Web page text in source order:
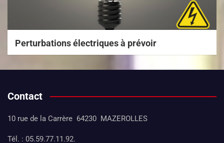
Perturbations électriques à prévoir
Contact
10 rue de la Carrère 64230 MAZEROLLES
Tél. : 05.59.77.11.92.